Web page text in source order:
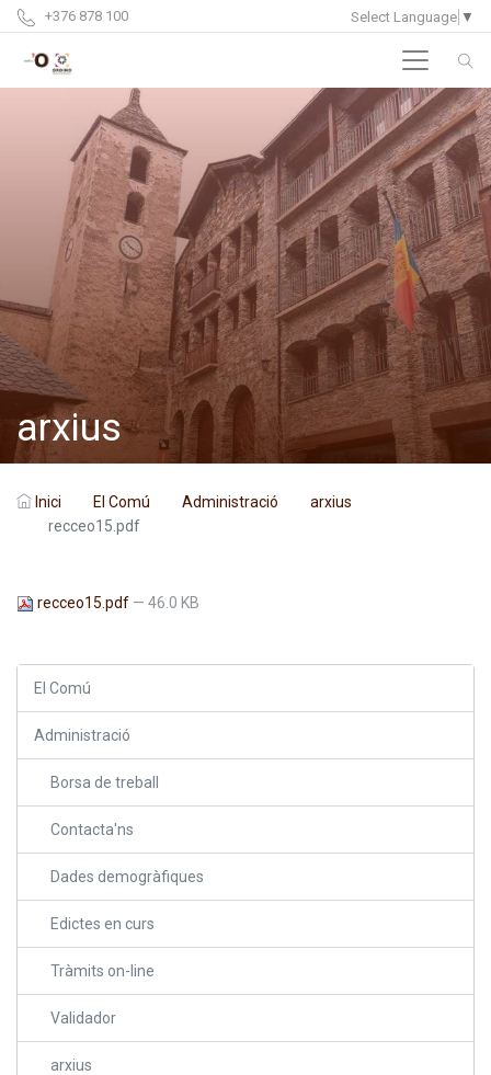
+376 878 100 Select Language ▼
arxius
Inici El Comú Administració
arxius
recceo15.pdf
El Comú
Administració
Borsa de treball
Contacta'ns
Dades demogràfiques
Edictes en curs
Tràmits on-line
Validador
arxius
recceo15.pdf — 46.0 KB